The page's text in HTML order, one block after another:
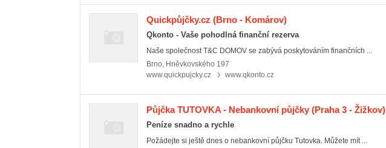
Quickpůjčky.cz (Brno - Komárov)
Qkonto - Vaše pohodlná finanční rezerva
Naše společnost T&C DOMOV se zabývá poskytováním finančních ...
Brno, Hněvkovského 197
www.quickpujcky.cz
www.qkonto.cz
Půjčka TUTOVKA - Nebankovní půjčky (Praha 3 - Žižkov)
Peníze snadno a rychle
Požádejte si ještě dnes o nebankovní půjčku Tutovka. Můžete mít ...